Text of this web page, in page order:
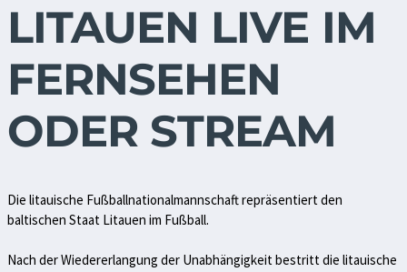
LITAUEN LIVE IM
FERNSEHEN
ODER STREAM
Die litauische Fußballnationalmannschaft repräsentiert den
baltischen Staat Litauen im Fußball.
Nach der Wiedererlangung der Unabhängigkeit bestritt die litauische